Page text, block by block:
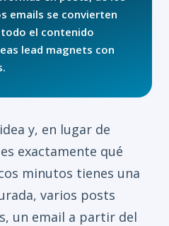
emails se convierten
el contenido
lead magnets con
y, en lugar de
exactamente qué
minutos tienes una
varios posts
un email a partir del